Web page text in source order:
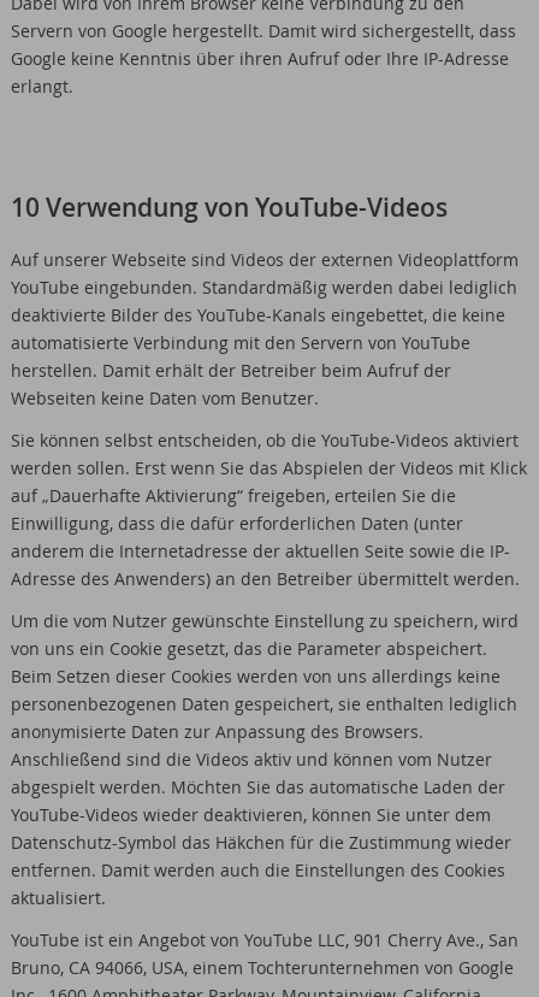
Servern von Google hergestellt. Damit wird sichergestellt, dass
Google keine Kenntnis über ihren Aufruf oder Ihre IP-Adresse
erlangt.
10 Verwendung von YouTube-Videos
Auf unserer Webseite sind Videos der externen Videoplattform
YouTube eingebunden. Standardmäßig werden dabei lediglich
deaktivierte Bilder des YouTube-Kanals eingebettet, die keine
automatisierte Verbindung mit den Servern von YouTube
herstellen. Damit erhält der Betreiber beim Aufruf der
Webseiten keine Daten vom Benutzer.
Sie können selbst entscheiden, ob die YouTube-Videos aktiviert
werden sollen. Erst wenn Sie das Abspielen der Videos mit Klick
auf „Dauerhafte Aktivierung“ freigeben, erteilen Sie die
Einwilligung, dass die dafür erforderlichen Daten (unter
anderem die Internetadresse der aktuellen Seite sowie die IP-
Adresse des Anwenders) an den Betreiber übermittelt werden.
Um die vom Nutzer gewünschte Einstellung zu speichern, wird
von uns ein Cookie gesetzt, das die Parameter abspeichert.
Beim Setzen dieser Cookies werden von uns allerdings keine
personenbezogenen Daten gespeichert, sie enthalten lediglich
anonymisierte Daten zur Anpassung des Browsers.
Anschließend sind die Videos aktiv und können vom Nutzer
abgespielt werden. Möchten Sie das automatische Laden der
YouTube-Videos wieder deaktivieren, können Sie unter dem
Datenschutz-Symbol das Häkchen für die Zustimmung wieder
entfernen. Damit werden auch die Einstellungen des Cookies
aktualisiert.
YouTube ist ein Angebot von YouTube LLC, 901 Cherry Ave., San
Bruno, CA 94066, USA, einem Tochterunternehmen von Google